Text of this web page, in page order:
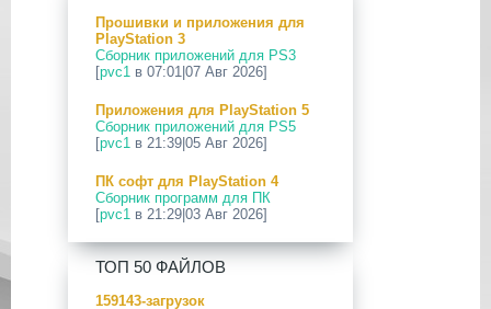
24 Апр 2026
[PS5] Программное Обеспечение
26.03-13.20.00 для PlayStation 5
12 Апр 2026
[PS Portal] Программное
Обеспечение 7.0.2 для PS Portal
09 Апр 2026
[PS3|CFW] webMAN MOD
v1.47.48p
29 Мар 2026
[PS3] PS3HEN v3.5.0
19 Мар 2026
Прошивки и приложения для
PlayStation 3
Сборник приложений для PS3
[pvc1 в 07:01|07 Авг 2026]
Приложения для PlayStation 5
Сборник приложений для PS5
[pvc1 в 21:39|05 Авг 2026]
ПК софт для PlayStation 4
Сборник программ для ПК
[pvc1 в 21:29|03 Авг 2026]
ПК софт для PlayStation 5
Сборник программ для ПК
ТОП 50 ФАЙЛОВ
159143-загрузок